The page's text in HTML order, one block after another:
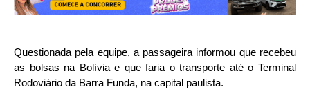
Questionada pela equipe, a passageira informou que recebeu
as bolsas na Bolívia e que faria o transporte até o Terminal
Rodoviário da Barra Funda, na capital paulista.